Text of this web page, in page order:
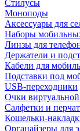
Стилусы
Моноподы
Аксессуары для
Наборы
Линзы для
Держатели и
Кабели для
Подставки под
USB-переходники
Очки виртуальной
Салфетки и
Кошельки-
Органайзеры для